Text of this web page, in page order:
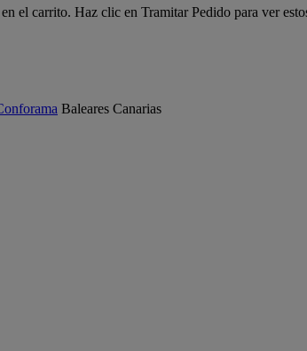
el carrito. Haz clic en Tramitar Pedido para ver
Baleares Canarias